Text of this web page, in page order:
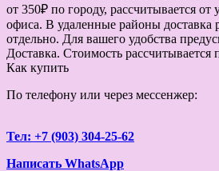
от 350₽ по городу, рассчитывается от
офиса. В удаленные районы доставка
отдельно. Для вашего удобства
Доставка. Стоимость рассчитывается
Как купить
По телефону или через мессенжер:
Тел: +7 (903) 304-25-62
Написать WhatsApp